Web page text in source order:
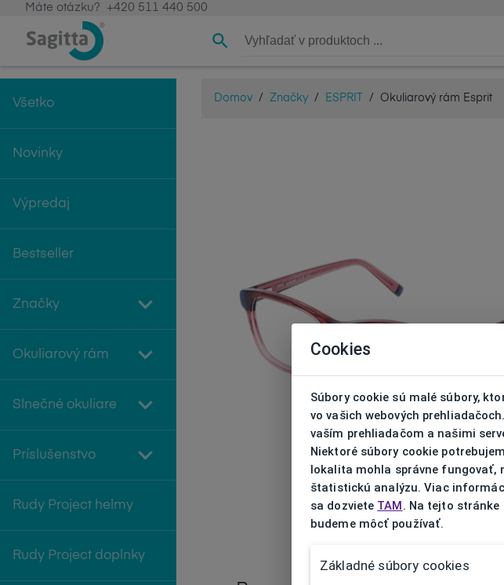
Máte otázku? +420 511 440 500
Všetko
Novinky
Výpredaj
Bestseller
Značky
Okuliarový rám
Slnečné okuliare
Príslušenstvo
Rudy Project helmy
Rudy Project doplnky
Domov / Značky / ESPRIT / Okuliarový rám Esprit
Cookies
Súbory cookie sú malé súbory,
vo vašich webových
vaším prehliadačom a našimi
Niektoré súbory cookie
lokalita mohla správne fungovať,
štatistickú analýzu. Viac
sa dozviete TAM. Na tejto
budeme môcť používať.
Základné súbory cookies